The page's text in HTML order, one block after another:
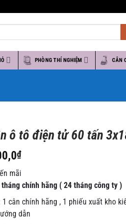
PHÒNG THÍ NGHIỆM CÂN
ô tô điện tử 60 tấn
₫
mãi
tháng chính hãng ( 24 tháng công ty )
1 cân chính hãng , 1 phiếu xuất kho
dẫn